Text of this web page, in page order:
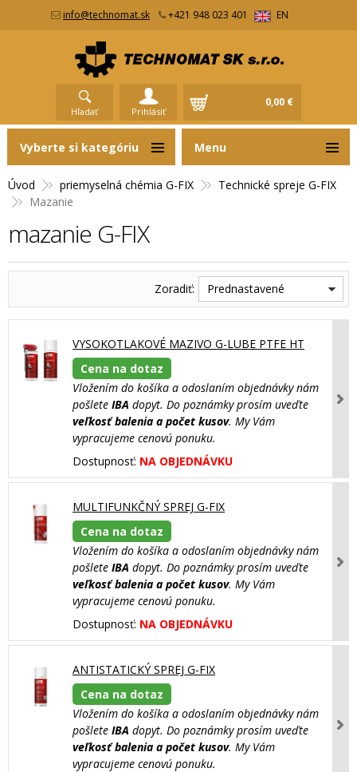
info@technomat.sk +421 948 023 401 EN
Hľadať Prihlásiť
0,00 €
Úvod priemyselná chémia G-FIX
Technické spreje G-FIX
Mazanie
mazanie G-FIX
Zoradiť: Prednastavené
VYSOKOTLAKOVÉ MAZIVO G-LUBE PTFE HT
Cena na dotaz
Vložením do košíka a odoslaním objednávky nám
pošlete IBA dopyt. Do poznámky prosím uveďte
veľkosť balenia a počet kusov. My Vám
vypracujeme cenovú ponuku.
Dostupnosť: NA OBJEDNÁVKU
MULTIFUNKČNÝ SPREJ G-FIX
Cena na dotaz
Vložením do košíka a odoslaním objednávky nám
pošlete IBA dopyt. Do poznámky prosím uveďte
veľkosť balenia a počet kusov. My Vám
vypracujeme cenovú ponuku.
Dostupnosť: NA OBJEDNÁVKU
ANTISTATICKÝ SPREJ G-FIX
Cena na dotaz
Vložením do košíka a odoslaním objednávky nám
pošlete IBA dopyt. Do poznámky prosím uveďte
veľkosť balenia a počet kusov. My Vám
vypracujeme cenovú ponuku.
Vyberte si kategóriu Menu